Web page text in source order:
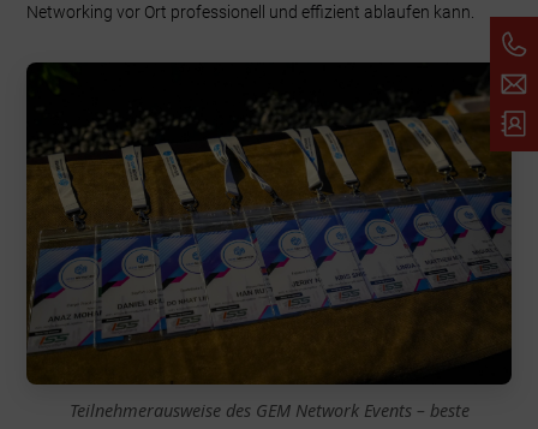
Networking vor Ort professionell und effizient ablaufen kann.
Teilnehmerausweise des GEM Network Events – beste